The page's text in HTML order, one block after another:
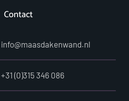
Contact
info@maasdakenwand.nl
+31 (0)315 346 086